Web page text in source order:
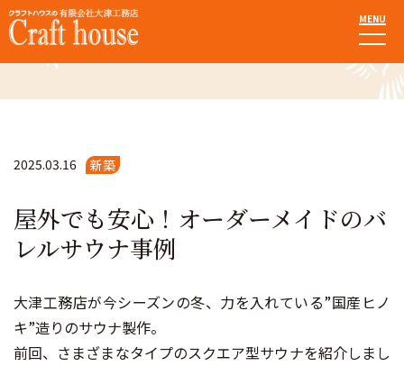
MENU
2025.03.16 新築
屋外でも安心！オーダーメイドのバ
レルサウナ事例
大津工務店が今シーズンの冬、力を入れている”国産ヒノ
キ”造りのサウナ製作。
前回、さまざまなタイプのスクエア型サウナを紹介しまし